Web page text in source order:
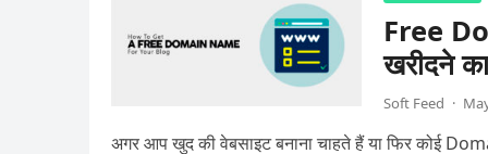
Free
खरीदने
Soft Feed ·
अगर आप खुद की वेबसाइट बनाना चाहते हैं या फिर कोई